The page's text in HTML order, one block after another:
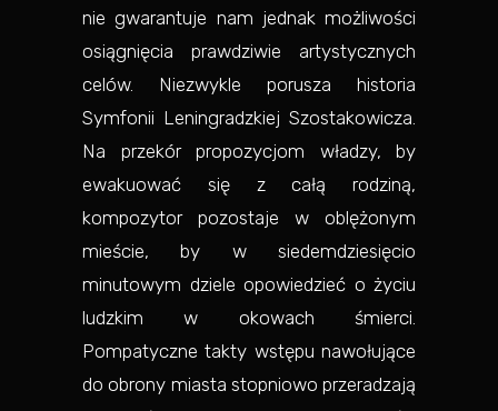
nie gwarantuje nam jednak możliwości
osiągnięcia prawdziwie artystycznych
celów. Niezwykle porusza historia
Symfonii Leningradzkiej Szostakowicza.
Na przekór propozycjom władzy, by
ewakuować się z całą rodziną,
kompozytor pozostaje w oblężonym
mieście, by w siedemdziesięcio
minutowym dziele opowiedzieć o życiu
ludzkim w okowach śmierci.
Pompatyczne takty wstępu nawołujące
do obrony miasta stopniowo przeradzają